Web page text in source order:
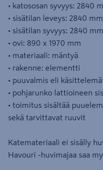
• katososan syvyys: 2840
• sisätilan leveys: 2840 mm
• sisätilan syvyys: 2840 mm
• ovi: 890 x 1970 mm
• materiaali: mäntyä
• rakenne: elementti
• puuvalmis eli
• pohjarunko lattioineen
• toimitus sisältää
sekä tarvittavat ruuvit
Katemateriaali ei sisälly
Havouri -huvimajaa saa